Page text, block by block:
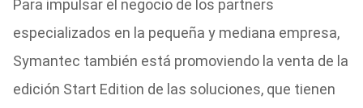
Para impulsar el negocio de los partners
especializados en la pequeña y mediana empresa,
Symantec también está promoviendo la venta de la
edición Start Edition de las soluciones, que tienen